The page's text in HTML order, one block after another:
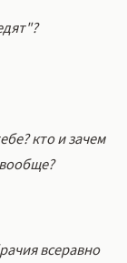
кто и зачем
всеравно